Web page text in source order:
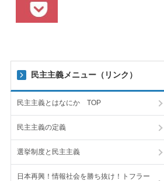
民主主義メニュー（リンク）
民主主義とはなにか TOP
民主主義の定義
選挙制度と民主主義
日本再興！情報社会を勝ち抜け！トフラー